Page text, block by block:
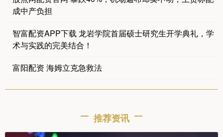
成中产负担
智富配资APP下载 龙岩学院首届硕士研究生开学典礼，学
术与实践的完美结合！
富阳配资 海姆立克急救法
推荐资讯